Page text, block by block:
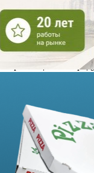
Ранее в торгцентре
Продуктовый
потолками высотой
этаж с кофейней.
находятся в работе
С размещением
новых арендаторов.
Изменения также
торгцентра. В
свыше 15
для женщин. Для
предусмотрено до